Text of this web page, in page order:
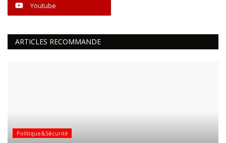
Youtube
ARTICLES RECOMMANDE
Politique&Sécurité